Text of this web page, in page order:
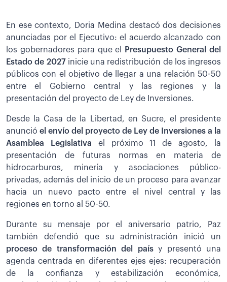
En ese contexto, Doria Medina destacó dos decisiones
anunciadas por el Ejecutivo: el acuerdo alcanzado con
los gobernadores para que el
Presupuesto General del
Estado de 2027 inicie una redistribución de los ingresos
públicos con el objetivo de llegar a una relación 50-50
entre el Gobierno central y las regiones y la
presentación del proyecto de Ley de Inversiones.
Desde la Casa de la Libertad, en Sucre, el presidente
anunció el envío del proyecto de Ley de Inversiones a la
Asamblea Legislativa el próximo 11 de agosto, la
presentación de futuras normas en materia de
hidrocarburos, minería y asociaciones público-
privadas, además del inicio de un proceso para avanzar
hacia un nuevo pacto entre el nivel central y las
regiones en torno al 50-50.
Durante su mensaje por el aniversario patrio, Paz
también defendió que su administración inició un
proceso de transformación del paísy presentó una
agenda centrada en diferentes ejes ejes: recuperación
de la confianza y estabilización económica,